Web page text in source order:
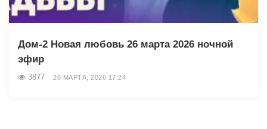
Дом-2 Новая любовь 26 марта 2026 ночной
эфир
3877 26 МАРТА, 2026 17:24